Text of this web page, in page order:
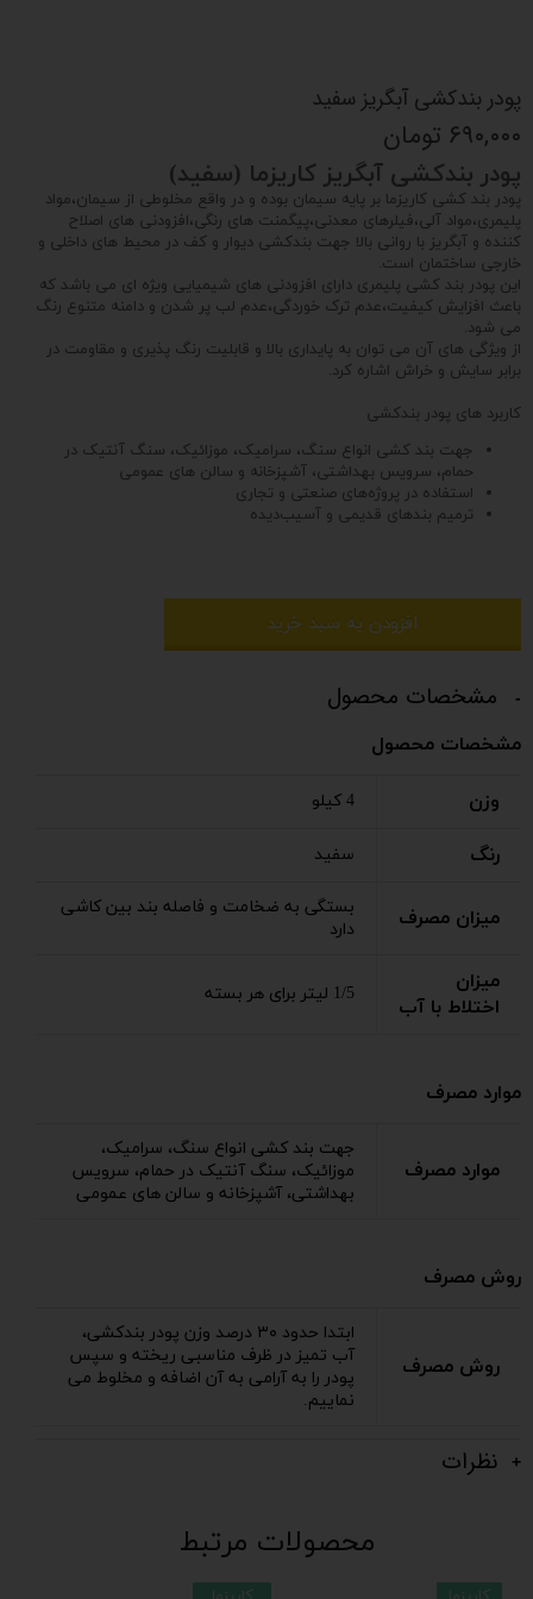
پودر بندکشی آبگریز سفید
۶۹۰,۰۰۰ تومان
پودر بندکشی آبگریز کاریزما (سفید)
پودر بند کشی کاریزما بر پایه سیمان بوده و در واقع مخلوطی از سیمان،مواد
پلیمری،مواد آلی،فیلرهای معدنی،پیگمنت های رنگی،افزودنی های اصلاح
کننده و آبگریز با روانی بالا جهت بندکشی دیوار و کف در محیط های داخلی و
خارجی ساختمان است.
این پودر بند کشی پلیمری دارای افزودنی های شیمیایی ویژه ای می باشد که
باعث افزایش کیفیت،عدم ترک خوردگی،عدم لب پر شدن و دامنه متنوع رنگ
می شود.
از ویژگی های آن می توان به پایداری بالا و قابلیت رنگ پذیری و مقاومت در
برابر سایش و خراش اشاره کرد.
کاربرد های پودر بندکشی
جهت بند کشی انواع سنگ، سرامیک، موزائیک، سنگ آنتیک در
حمام، سرویس بهداشتی، آشپزخانه و سالن های عمومی
استفاده در پروژه‌های صنعتی و تجاری
ترمیم بندهای قدیمی و آسیب‌دیده
افزودن به سبد خرید
مشخصات محصول
مشخصات محصول
وزن 4 کیلو
رنگ سفید
میزان مصرف
بستگی به ضخامت و فاصله بند بین کاشی
دارد
میزان
اختلاط با آب
1/5 لیتر برای هر بسته
موارد مصرف
موارد مصرف
جهت بند کشی انواع سنگ، سرامیک،
موزائیک، سنگ آنتیک در حمام، سرویس
بهداشتی، آشپزخانه و سالن های عمومی
روش مصرف
روش مصرف
ابتدا حدود ۳۰ درصد وزن پودر بندکشی،
آب تمیز در ظرف مناسبی ریخته و سپس
پودر را به آرامی به آن اضافه و مخلوط می
نماییم.
نظرات
محصولات مرتبط